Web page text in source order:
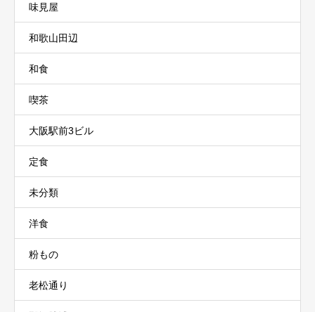
味見屋
和歌山田辺
和食
喫茶
大阪駅前3ビル
定食
未分類
洋食
粉もの
老松通り